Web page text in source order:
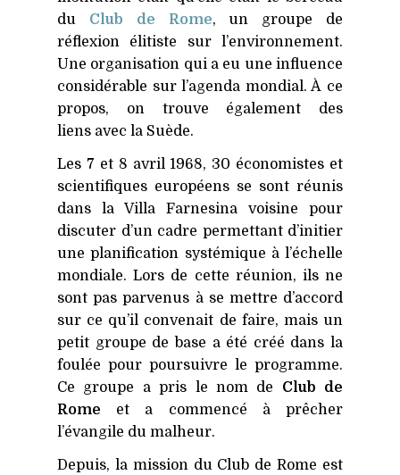
du Club de Rome, un groupe de
réflexion élitiste sur l’environnement.
Une organisation qui a eu une influence
considérable sur l’agenda mondial. À ce
propos, on trouve également des
liens avec la Suède.
Les 7 et 8 avril 1968, 30 économistes et
scientifiques européens se sont réunis
dans la Villa Farnesina voisine pour
discuter d’un cadre permettant d’initier
une planification systémique à l’échelle
mondiale. Lors de cette réunion, ils ne
sont pas parvenus à se mettre d’accord
sur ce qu’il convenait de faire, mais un
petit groupe de base a été créé dans la
foulée pour poursuivre le programme.
Ce groupe a pris le nom de Club de
Rome et a commencé à prêcher
l’évangile du malheur.
Depuis, la mission du Club de Rome est